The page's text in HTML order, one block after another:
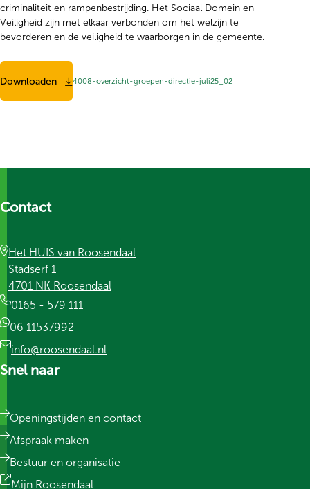
criminaliteit en rampenbestrijding. Het Sociaal Domein en
Veiligheid zijn met elkaar verbonden om het welzijn te
bevorderen en de veiligheid te waarborgen in de gemeente.
4008-overzicht-groepen-directie-juli25_02
Downloaden
Contact
Het HUIS van Roosendaal
Stadserf 1
4701 NK Roosendaal
0165 - 579 111
06 11537992
info@roosendaal.nl
Snel naar
Openingstijden en contact
Afspraak maken
Bestuur en organisatie
Mijn Roosendaal